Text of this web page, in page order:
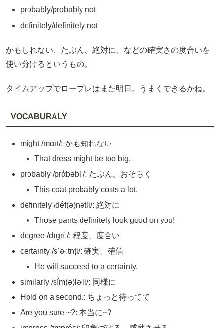
probably/probably not
definitely/definitely not
かもしれない、たぶん、絶対に、などの確実さの度合いを
使い分けるというもの。
タイムアップでロープレはまた明日。うまくできるかね。
VOCABURALY
might /mɑɪt/: かも知れない
That dress might be too big.
probably /prάbəbli/: たぶん、おそらく
This coat probably costs a lot.
definitely /déf(ə)nətli/: 絶対に
Those pants definitely look good on you!
degree /dɪgríː/: 程度、度合い
certainty /sˈɚːtnṭi/: 確実、確信
He will succeed to a certainty.
similarly /sím(ə)lɚli/: 同様に
Hold on a second.: ちょっと待ってて
Are you sure ~?: 本当に~?